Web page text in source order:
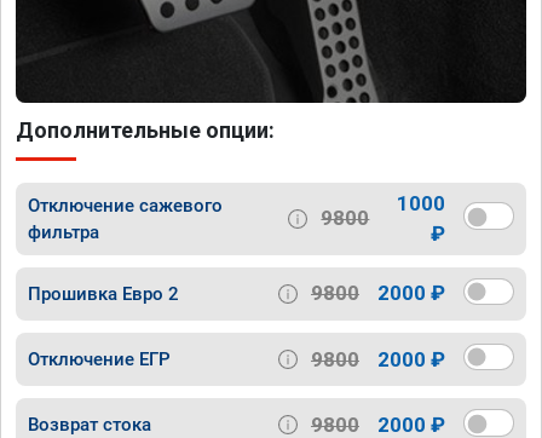
Дополнительные опции:
Отключение сажевого
фильтра
9800
1000
₽
Прошивка Евро 2 9800 2000 ₽
Отключение ЕГР 9800 2000 ₽
Возврат стока 9800 2000 ₽